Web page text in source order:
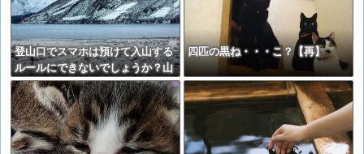
登山口でスマホは預けて入山する
ルールにできないでしょうか？山
はそれほどの覚悟で入る場所だと
思うのです
四匹の黒ね・・・こ？【再】